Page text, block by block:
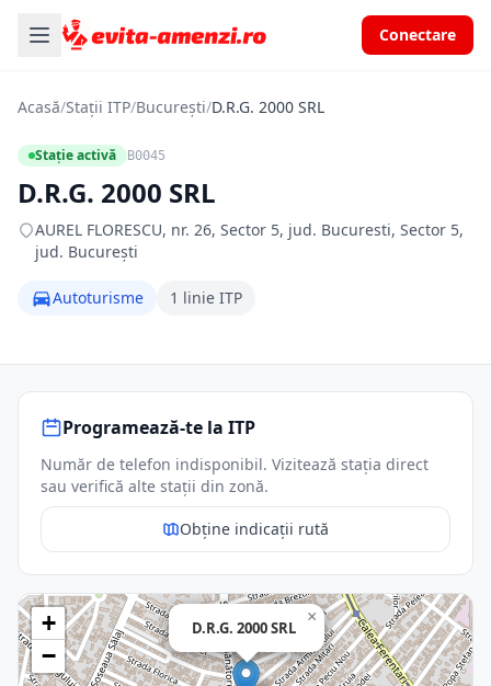
Conectare
Acasă/Stații ITP/București/D.R.G. 2000 SRL
Stație activă B0045
D.R.G. 2000 SRL
AUREL FLORESCU, nr. 26, Sector 5, jud. Bucuresti, Sector 5,
jud. București
Autoturisme 1 linie ITP
Programează-te la ITP
Număr de telefon indisponibil. Vizitează stația direct
sau verifică alte stații din zonă.
Obține indicații rută
D.R.G. 2000 SRL
×
+
−